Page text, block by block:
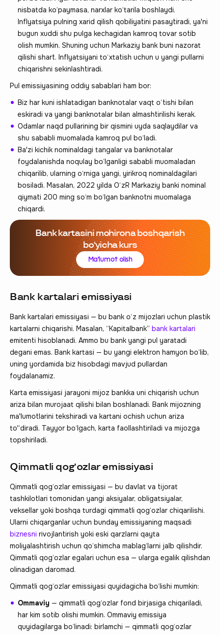
nisbatda ko‘paymasa, narxlar ko‘tarila boshlaydi.
Inflyatsiya pulning xarid qilish qobiliyatini pasaytiradi, ya'ni
bugun xuddi shu pulga kechagidan kamroq tovar sotib
olish mumkin. Shuning uchun Markaziy bank buni nazorat
qilishi shart. Inflyatsiyani to‘xtatish uchun u yangi pullarni
chiqarishni sekinlashtiradi.
Pul emissiyasining oddiy sabablari ham bor:
Biz har kuni ishlatadigan banknotalar vaqt o‘tishi bilan
eskiradi va yangi banknotalar bilan almashtirilishi kerak.
Odamlar naqd pullarining bir qismini uyda saqlaydilar va
shu sababli muomalada kamroq pul bo‘ladi.
Ba'zi kichik nominaldagi tangalar va banknotalar
foydalanishda noqulay bo‘lganligi sababli muomaladan
chiqarilib, ularning o‘rniga yangi, yirikroq nominaldagilari
bosiladi. Masalan, 2022 yilda O‘zR Markaziy banki nominal
qiymati 200 ming so‘m bo‘lgan banknotni muomalaga
chiqardi.
Bank kartasini mohirona boshqarish
boʻyicha kurs
Ma'lumot olish
Bank kartalari emissiyasi
Bank kartalari emissiyasi — bu bank o‘z mijozlari uchun plastik
kartalarni chiqarishi. Masalan, “Kapitalbank” bank kartalari
emitenti hisoblanadi. Ammo bu bank yangi pul yaratadi
degani emas. Bank kartasi — bu yangi elektron hamyon bo‘lib,
uning yordamida biz hisobdagi mavjud pullardan
foydalanamiz.
Karta emissiyasi jarayoni mijoz bankka uni chiqarish uchun
ariza bilan murojaat qilishi bilan boshlanadi. Bank mijozning
ma'lumotlarini tekshiradi va kartani ochish uchun ariza
to'‘diradi. Tayyor bo‘lgach, karta faollashtiriladi va mijozga
topshiriladi.
Qimmatli qog‘ozlar emissiyasi
Qimmatli qog‘ozlar emissiyasi — bu davlat va tijorat
tashkilotlari tomonidan yangi aksiyalar, obligatsiyalar,
veksellar yoki boshqa turdagi qimmatli qog‘ozlar chiqarilishi.
Ularni chiqarganlar uchun bunday emissiyaning maqsadi
biznesni rivojlantirish yoki eski qarzlarni qayta
moliyalashtirish uchun qo‘shimcha mablag‘larni jalb qilishdir.
Qimmatli qog‘ozlar egalari uchun esa — ularga egalik qilishdan
olinadigan daromad.
Qimmatli qog‘ozlar emissiyasi quyidagicha bo‘lishi mumkin:
Ommaviy — qimmatli qog‘ozlar fond birjasiga chiqariladi,
har kim sotib olishi mumkin. Ommaviy emissiya
quyidagilarga bo‘linadi: birlamchi — qimmatli qog‘ozlar